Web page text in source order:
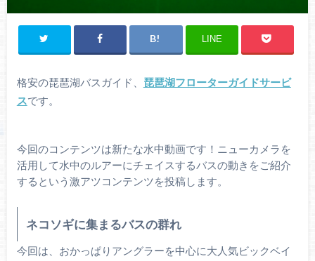
LINE
格安の琵琶湖バスガイド、 琵琶湖フローターガイドサービ
スです。
今回のコンテンツは新たな水中動画です！ニューカメラを
活用して水中のルアーにチェイスするバスの動きをご紹介
するという激アツコンテンツを投稿します。
ネコソギに集まるバスの群れ
今回は、おかっぱりアングラーを中心に大人気ビックベイ